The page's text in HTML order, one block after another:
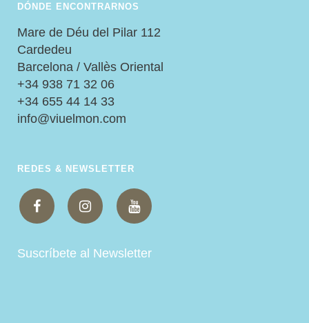
DÓNDE ENCONTRARNOS
Mare de Déu del Pilar 112
Cardedeu
Barcelona / Vallès Oriental
+34 938 71 32 06
+34 655 44 14 33
info@viuelmon.com
REDES & NEWSLETTER
Suscríbete al Newsletter